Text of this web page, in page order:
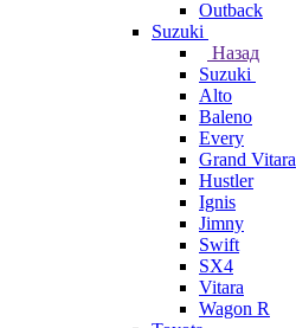
Outback
Suzuki
Назад
Suzuki
Alto
Baleno
Every
Grand Vitara
Hustler
Ignis
Jimny
Swift
SX4
Vitara
Wagon R